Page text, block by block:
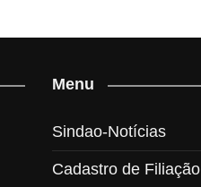
Menu
Sindao-Notícias
Cadastro de Filiação